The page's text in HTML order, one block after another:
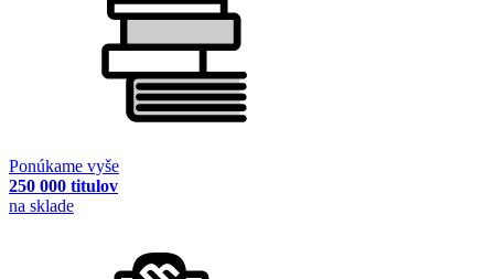
Ponúkame vyše
250 000 titulov
na sklade